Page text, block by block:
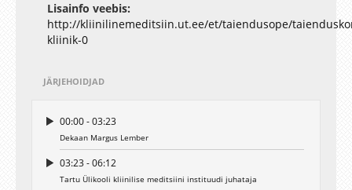
Lisainfo veebis:
http://kliinilinemeditsiin.ut.ee/et/taiendusope/
kliinik-0
JÄRJEHOIDJAD
00:00 - 03:23
Dekaan Margus Lember
03:23 - 06:12
Tartu Ülikooli kliinilise meditsiini instituudi juhataja